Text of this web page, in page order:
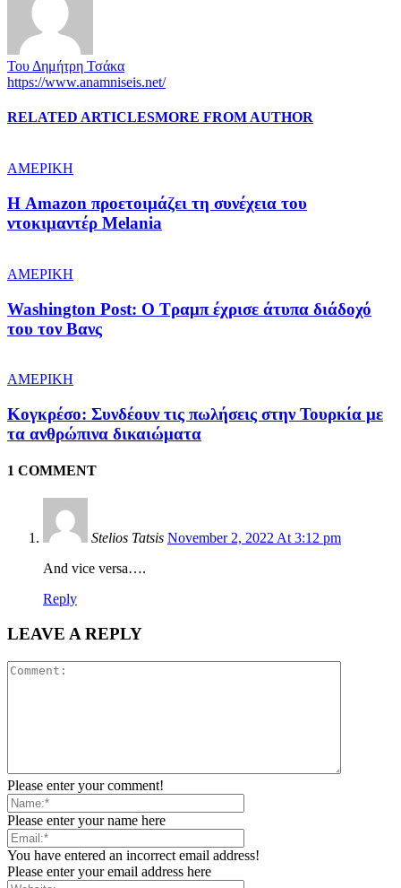
Του Δημήτρη Τσάκα
https://www.anamniseis.net/
RELATED ARTICLESMORE FROM AUTHOR
ΑΜΕΡΙΚΗ
Η Amazon προετοιμάζει τη συνέχεια του
ντοκιμαντέρ Melania
ΑΜΕΡΙΚΗ
Washington Post: Ο Τραμπ έχρισε άτυπα διάδοχό
του τον Βανς
ΑΜΕΡΙΚΗ
Κογκρέσο: Συνδέουν τις πωλήσεις στην Τουρκία με
τα ανθρώπινα δικαιώματα
1 COMMENT
Stelios Tatsis November 2, 2022 At 3:12 pm
And vice versa….
Reply
LEAVE A REPLY
Please enter your comment!
Please enter your name here
You have entered an incorrect email address!
Please enter your email address here